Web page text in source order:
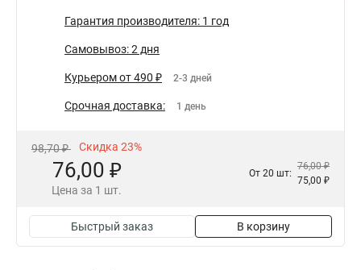
Гарантия производителя: 1 год
Самовывоз: 2 дня
Курьером от 490 ₽ 2-3 дней
Срочная доставка: 1 день
98,70 ₽ Скидка 23%
76,00 ₽
Цена за 1 шт.
От 20 шт:
76,00 ₽
75,00 ₽
Быстрый заказ В корзину